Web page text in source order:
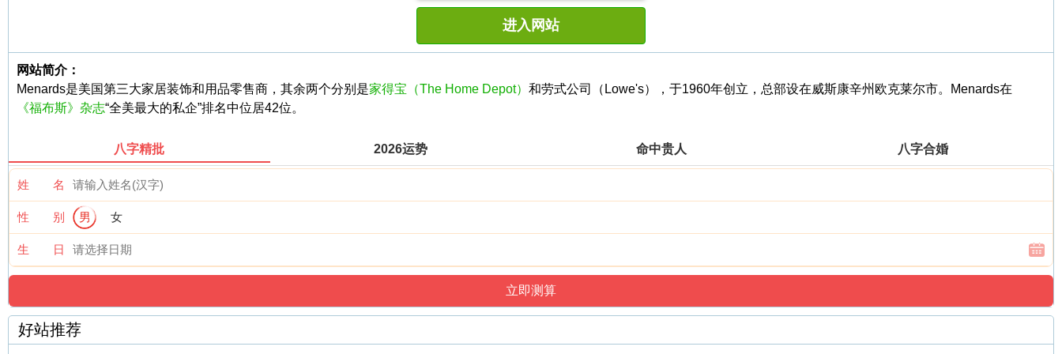
进入网站
网站简介：
Menards是美国第三大家居装饰和用品零售商，其余两个分别是家得宝（The Home Depot） 和劳式公司（Lowe's），于1960年创立，总部设在威斯康辛州欧克莱尔市。Menards在
《福布斯》杂志“全美最大的私企”排名中位居42位。
八字精批 2026运势 命中贵人 八字合婚
姓 名
性 别 男 女
生 日
好站推荐